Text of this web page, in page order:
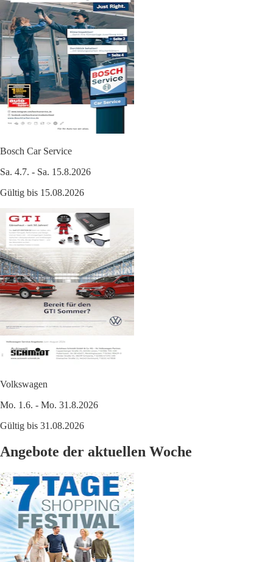
Bosch Car Service
Sa. 4.7. - Sa. 15.8.2026
Gültig bis 15.08.2026
Volkswagen
Mo. 1.6. - Mo. 31.8.2026
Gültig bis 31.08.2026
Angebote der aktuellen Woche